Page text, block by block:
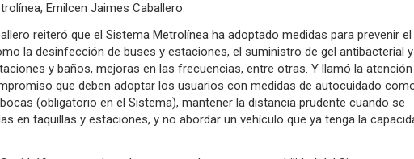
Emilcen Jaimes Caballero.
reiteró que el Sistema Metrolínea ha adoptado medidas para prevenir el
la desinfección de buses y estaciones, el suministro de gel antibacterial y
y baños, mejoras en las frecuencias, entre otras. Y llamó la atención
que deben adoptar los usuarios con medidas de autocuidado
(obligatorio en el Sistema), mantener la distancia prudente cuando se
en taquillas y estaciones, y no abordar un vehículo que ya tenga la